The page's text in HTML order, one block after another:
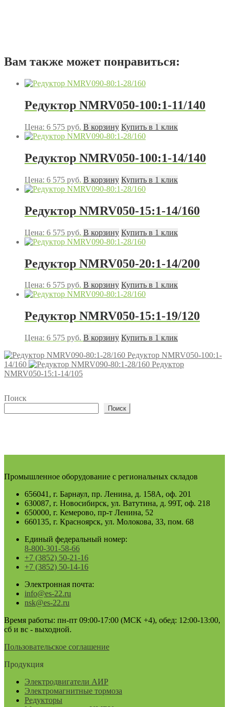
Вам также может понравиться:
Редуктор NMRV050-100:1-11/140
Цена: 6 575 руб. В корзину Купить в 1 клик
Редуктор NMRV050-100:1-14/140
Цена: 6 575 руб. В корзину Купить в 1 клик
Редуктор NMRV050-15:1-14/160
Цена: 6 575 руб. В корзину Купить в 1 клик
Редуктор NMRV050-20:1-14/200
Цена: 6 575 руб. В корзину Купить в 1 клик
Редуктор NMRV050-15:1-19/120
Цена: 6 575 руб. В корзину Купить в 1 клик
Редуктор NMRV050-100:1-
14/160
Редуктор
NMRV050-15:1-14/105
Поиск
Поиск
Промышленное оборудование с региональных складов
656041, г. Барнаул, пр. Ленина, д. 158А, оф. 201
630087, г. Новосибирск, ул. Ватутина, д. 99Т, оф. 218
650000, г. Кемерово, пр-т Ленина, 52
660135, г. Красноярск, ул. Молокова, 33, пом. 68
Единый федеральный номер:
8-800-301-58-66
+7 (3852) 50-21-16
+7 (3852) 50-14-16
Электронная почта:
info@es-22.ru
nsk@es-22.ru
Время работы: пн-пт 09:00-17:00 (МСК +4), обед: 12:00-13:00,
сб и вс - выходной.
Пользовательское соглашение
Продукция
Электродвигатели АИР
Электромагнитные тормоза
Редукторы